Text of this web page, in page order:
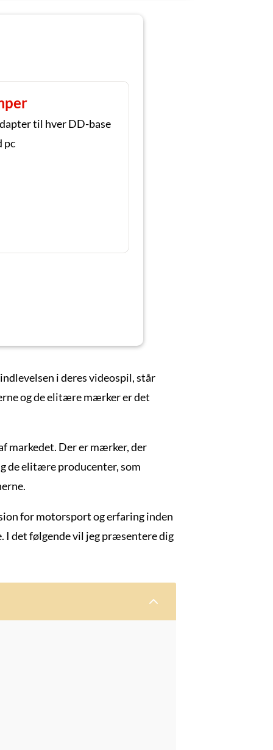
til hver DD-base
pc
i deres videospil, står
og de elitære mærker er det
markedet. Der er mærker, der
de elitære producenter, som
for motorsport og erfaring inden
I det følgende vil jeg præsentere dig
2